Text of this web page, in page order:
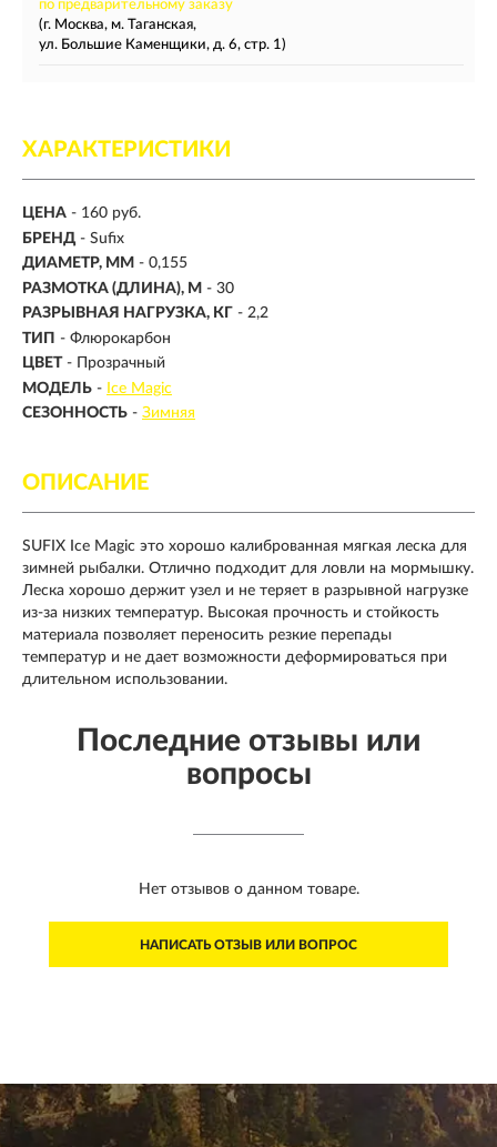
по предварительному заказу
(г. Москва, м. Таганская,
ул. Большие Каменщики, д. 6, стр. 1)
ХАРАКТЕРИСТИКИ
ЦЕНА - 160 руб.
БРЕНД - Sufix
ДИАМЕТР, ММ - 0,155
РАЗМОТКА (ДЛИНА), М - 30
РАЗРЫВНАЯ НАГРУЗКА, КГ - 2,2
ТИП - Флюрокарбон
ЦВЕТ - Прозрачный
МОДЕЛЬ - Ice Magic
СЕЗОННОСТЬ - Зимняя
ОПИСАНИЕ
SUFIX Ice Magic это хорошо калиброванная мягкая леска для
зимней рыбалки. Отлично подходит для ловли на мормышку.
Леска хорошо держит узел и не теряет в разрывной нагрузке
из-за низких температур. Высокая прочность и стойкость
материала позволяет переносить резкие перепады
температур и не дает возможности деформироваться при
длительном использовании.
Последние отзывы или
вопросы
Нет отзывов о данном товаре.
НАПИСАТЬ ОТЗЫВ ИЛИ ВОПРОС